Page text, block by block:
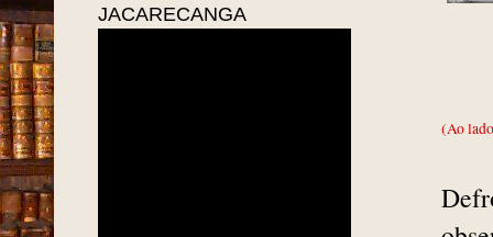
(Ao
JACARECANGA